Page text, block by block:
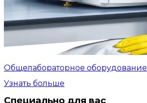
Общелабораторное оборудование
Узнать больше
Специально для вас